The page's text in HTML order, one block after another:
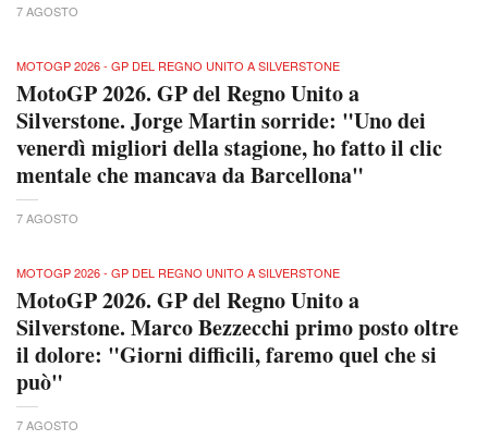
7 AGOSTO
MOTOGP 2026 - GP DEL REGNO UNITO A SILVERSTONE
MotoGP 2026. GP del Regno Unito a
Silverstone. Jorge Martin sorride: "Uno dei
venerdì migliori della stagione, ho fatto il clic
mentale che mancava da Barcellona"
7 AGOSTO
MOTOGP 2026 - GP DEL REGNO UNITO A SILVERSTONE
MotoGP 2026. GP del Regno Unito a
Silverstone. Marco Bezzecchi primo posto oltre
il dolore: "Giorni difficili, faremo quel che si
può"
7 AGOSTO